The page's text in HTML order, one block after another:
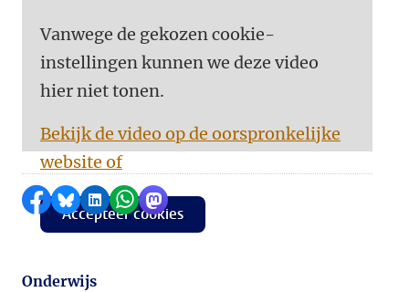
Vanwege de gekozen cookie-
instellingen kunnen we deze video
hier niet tonen.
Bekijk de video op de oorspronkelijke
website of
Accepteer cookies
Delen op Facebook
Delen via Bluesky
Delen op LinkedIn
Delen via WhatsApp
Delen via Mastodon
Onderwijs